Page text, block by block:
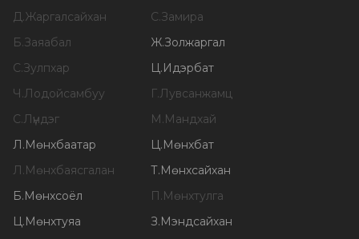
Д.Жаргалсайхан С.Замира
Б.Заяабал Ж.Золжаргал
С.Зулпхар Ц.Идэрбат
Ч.Лодойсамбуу Г.Лувсанжамц
С.Лүндэг М.Мандхай
Л.Мөнхбаатар Ц.Мөнхбат
Л.Мөнхбаясгалан Т.Мөнхсайхан
Б.Мөнхсоёл П.Мөнхтулга
Ц.Мөнхтуяа З.Мэндсайхан